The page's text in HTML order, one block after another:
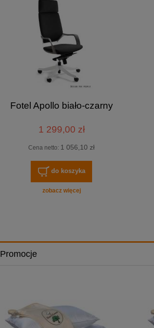
Fotel Apollo biało-czarny
1 299,00 zł
Cena netto: 1 056,10 zł
do koszyka
zobacz więcej
Promocje